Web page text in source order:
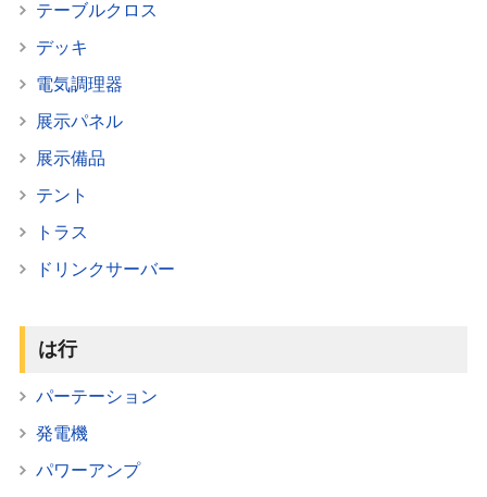
テーブルクロス
デッキ
電気調理器
展示パネル
展示備品
テント
トラス
ドリンクサーバー
は行
パーテーション
発電機
パワーアンプ